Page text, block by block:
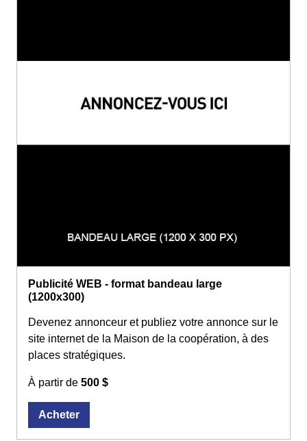
Publicité WEB - format bandeau large
(1200x300)
Devenez annonceur et publiez votre annonce sur le
site internet de la Maison de la coopération, à des
places stratégiques.
À partir de 500 $
Acheter